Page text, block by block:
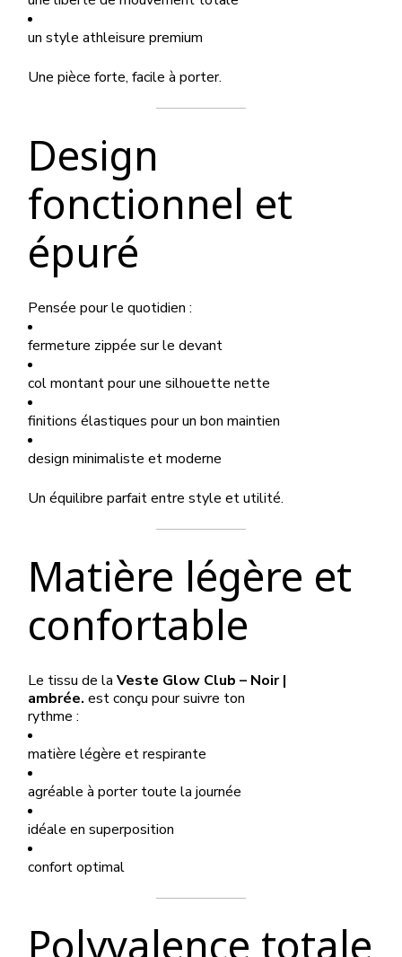
un style athleisure premium
Une pièce forte, facile à porter.
Design
fonctionnel et
épuré
Pensée pour le quotidien :
fermeture zippée sur le devant
col montant pour une silhouette nette
finitions élastiques pour un bon maintien
design minimaliste et moderne
Un équilibre parfait entre style et utilité.
Matière légère et
confortable
Le tissu de laVeste Glow Club – Noir |
ambrée. est conçu pour suivre ton
rythme :
matière légère et respirante
agréable à porter toute la journée
idéale en superposition
confort optimal
Polyvalence totale